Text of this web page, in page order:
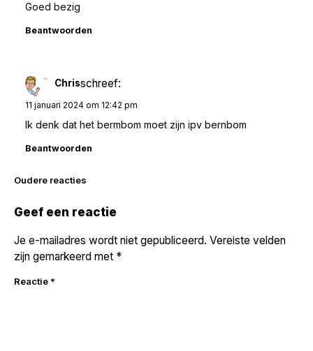
Goed bezig
Beantwoorden
Chrisschreef:
11 januari 2024 om 12:42 pm
Ik denk dat het bermbom moet zijn ipv bernbom
Beantwoorden
Reacties
navigatie
Oudere reacties
Geef een reactie
Je e-mailadres wordt niet gepubliceerd. Vereiste velden
zijn gemarkeerd met *
Reactie *